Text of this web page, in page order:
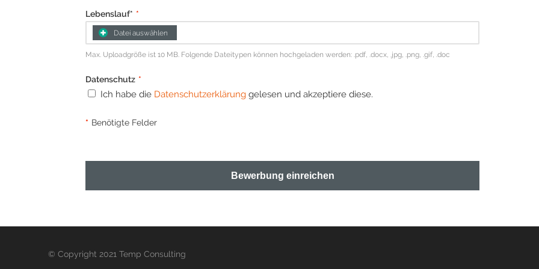
Lebenslauf* *
Datei auswählen
Max. Uploadgröße ist 10 MB. Folgende Dateitypen können hochgeladen werden: .pdf, .docx, .jpg, .png, .gif, .doc
Datenschutz *
Ich habe die Datenschutzerklärung gelesen und akzeptiere diese.
* Benötigte Felder
Bewerbung einreichen
© Copyright 2021 Temp Consulting